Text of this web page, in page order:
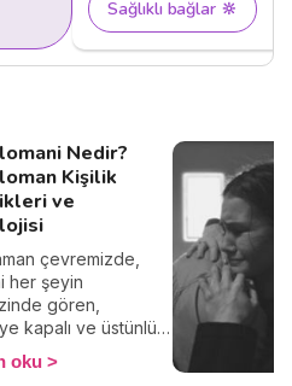
Sağlıklı bağlar 🔆
Nedir?
Kişilik
ve
çevremizde,
her şeyin
gören,
kapalı ve üstünlük
hareket eden
karşılaşırız. Bu
oku